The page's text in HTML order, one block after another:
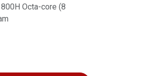
Octa-core (8